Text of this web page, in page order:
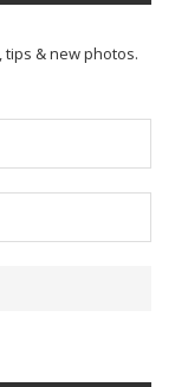
& new photos.